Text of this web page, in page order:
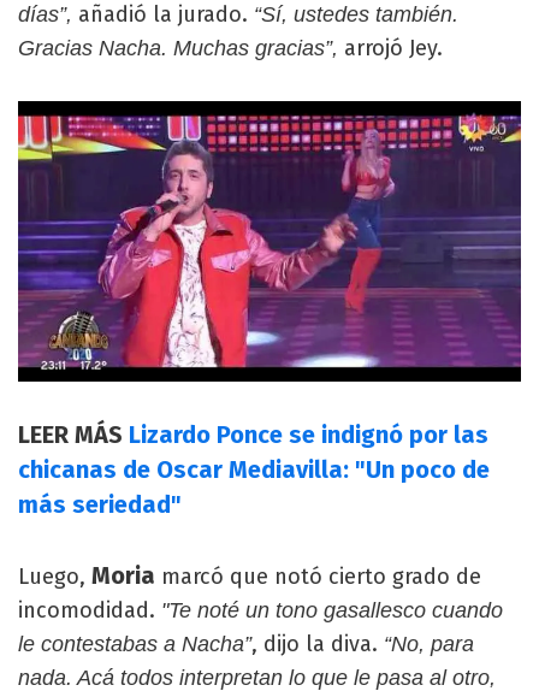
días”, añadió la jurado. “Sí, ustedes también.
Gracias Nacha. Muchas gracias”, arrojó Jey.
LEER MÁS Lizardo Ponce se indignó por las
chicanas de Oscar Mediavilla: "Un poco de
más seriedad"
Luego, Moria marcó que notó cierto grado de
incomodidad. "Te noté un tono gasallesco cuando
le contestabas a Nacha”, dijo la diva. “No, para
nada. Acá todos interpretan lo que le pasa al otro,